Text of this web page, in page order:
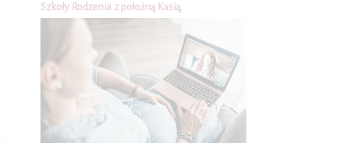
Szkoły Rodzenia z położną Kasią.